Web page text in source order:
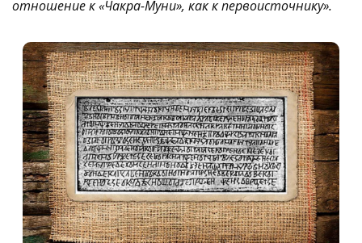
отношение к «Чакра-Муни», как к первоисточнику».